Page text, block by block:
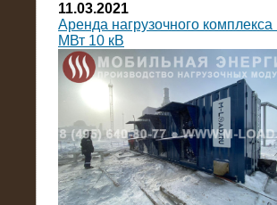
11.03.2021
Аренда нагрузочного комплекса
МВт 10 кВ